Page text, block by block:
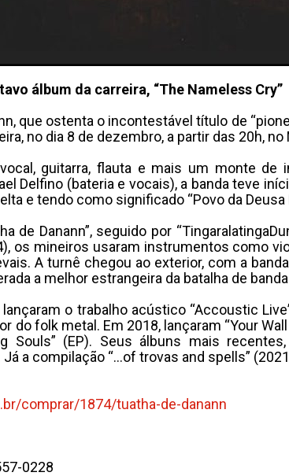
álbum da carreira, “The Nameless Cry”
que ostenta o incontestável título de
no dia 8 de dezembro, a partir das 20h,
guitarra, flauta e mais um monte de
Delfino (bateria e vocais), a banda teve
e tendo como significado “Povo da Deusa
de Danann”, seguido por
os mineiros usaram instrumentos como
A turnê chegou ao exterior, com a
a melhor estrangeira da batalha de
o trabalho acústico “Accoustic
do folk metal. Em 2018, lançaram “Your
(EP). Seus álbuns mais
a compilação “…of trovas and spells”
comprar/1874/tuatha-de-danann
0228